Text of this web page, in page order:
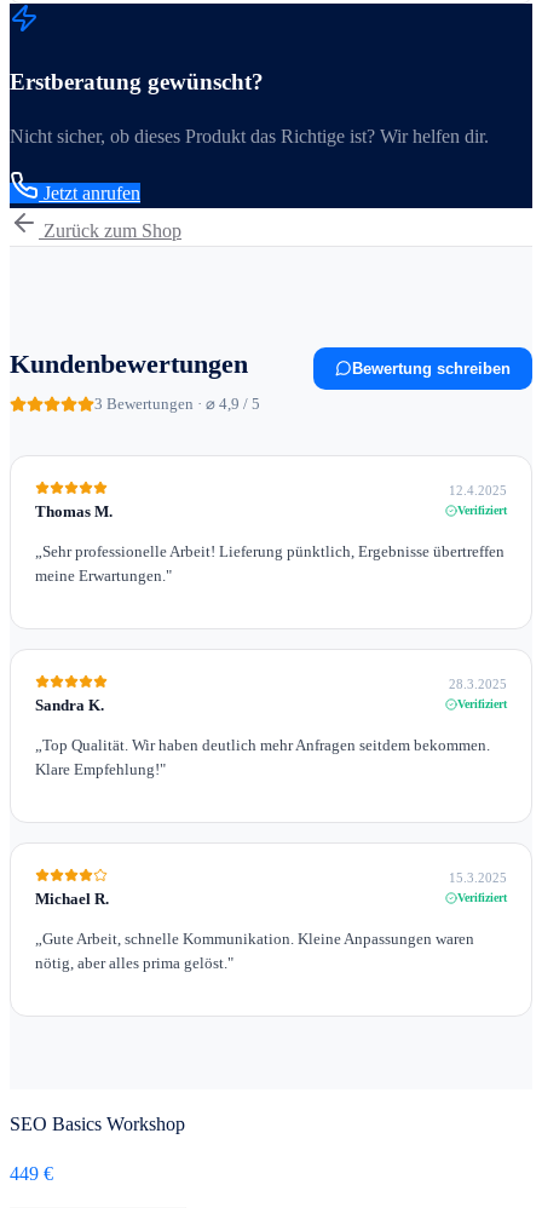
Erstberatung gewünscht?
Nicht sicher, ob dieses Produkt das Richtige ist? Wir helfen dir.
Jetzt anrufen
Zurück zum Shop
Kundenbewertungen
3 Bewertungen · ⌀ 4,9 / 5
Bewertung schreiben
Thomas M.
12.4.2025
Verifiziert
Sehr professionelle Arbeit! Lieferung pünktlich, Ergebnisse übertreffen
meine Erwartungen. "
Sandra K.
28.3.2025
Verifiziert
Top Qualität. Wir haben deutlich mehr Anfragen seitdem bekommen.
Klare Empfehlung!"
Michael R.
15.3.2025
Verifiziert
Gute Arbeit, schnelle Kommunikation. Kleine Anpassungen waren
nötig, aber alles prima gelöst. "
SEO Basics Workshop
449 €